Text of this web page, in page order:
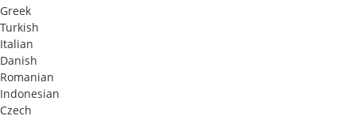
Greek
Turkish
Italian
Danish
Romanian
Indonesian
Czech